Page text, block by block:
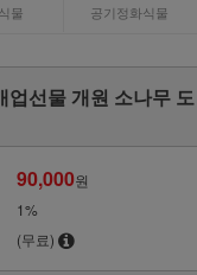
물 공기정화식물
업선물 개원 소나무 도
90,000원
1%
(무료)